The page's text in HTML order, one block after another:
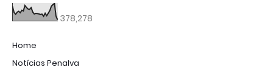
378,278
Home
Notícias Penalva